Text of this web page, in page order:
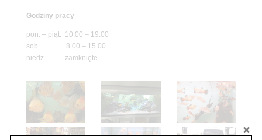
Godziny pracy
pon. – piąt. 10.00 – 19.00
sob. 8.00 – 15.00
niedz. zamknięte